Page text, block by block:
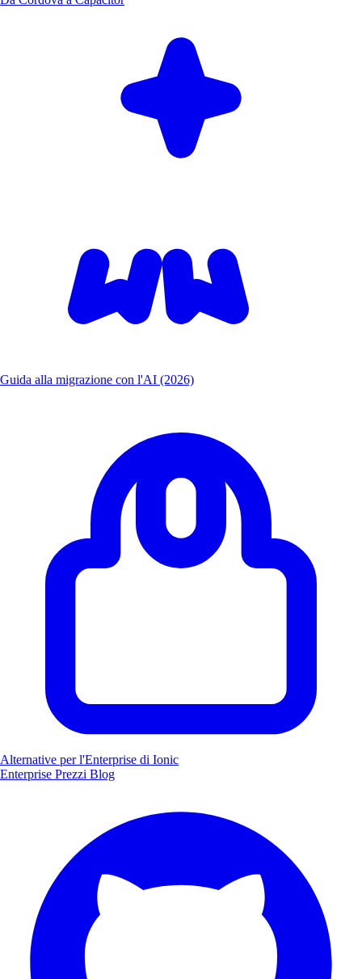
Guida alla migrazione con l'AI (2026)
Alternative per l'Enterprise di Ionic
Enterprise Prezzi Blog